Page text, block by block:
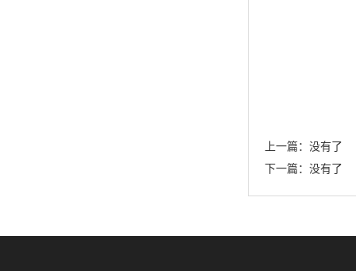
上一篇： 没有了
下一篇： 没有了